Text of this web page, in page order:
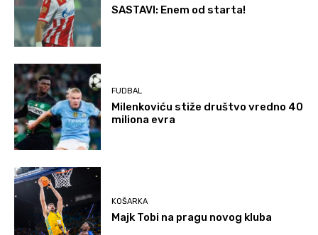
SASTAVI: Enem od starta!
FUDBAL
Milenkoviću stiže društvo vredno 40
miliona evra
KOŠARKA
Majk Tobi na pragu novog kluba